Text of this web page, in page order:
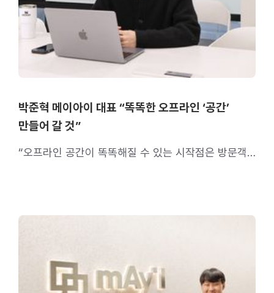
박준혁 메이아이 대표 “똑똑한 오프라인 ‘공간’
만들어 갈 것”
“오프라인 공간이 똑똑해질 수 있는 시작점은 방문객